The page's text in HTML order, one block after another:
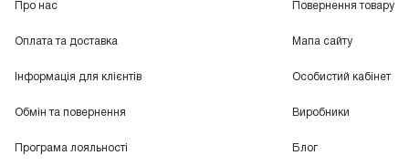
Про нас
Оплата та доставка
Інформація для клієнтів
Обмін та повернення
Програма лояльності
Повернення товару
Мапа сайту
Особистий кабінет
Виробники
Блог